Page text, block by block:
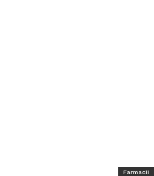
Farmacii